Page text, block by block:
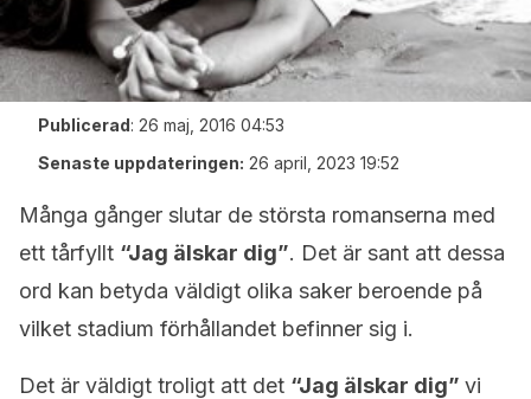
Publicerad: 26 maj, 2016 04:53
Senaste uppdateringen: 26 april, 2023 19:52
Många gånger slutar de största romanserna med
ett tårfyllt “Jag älskar dig”. Det är sant att dessa
ord kan betyda väldigt olika saker beroende på
vilket stadium förhållandet befinner sig i.
Det är väldigt troligt att det “Jag älskar dig” vi